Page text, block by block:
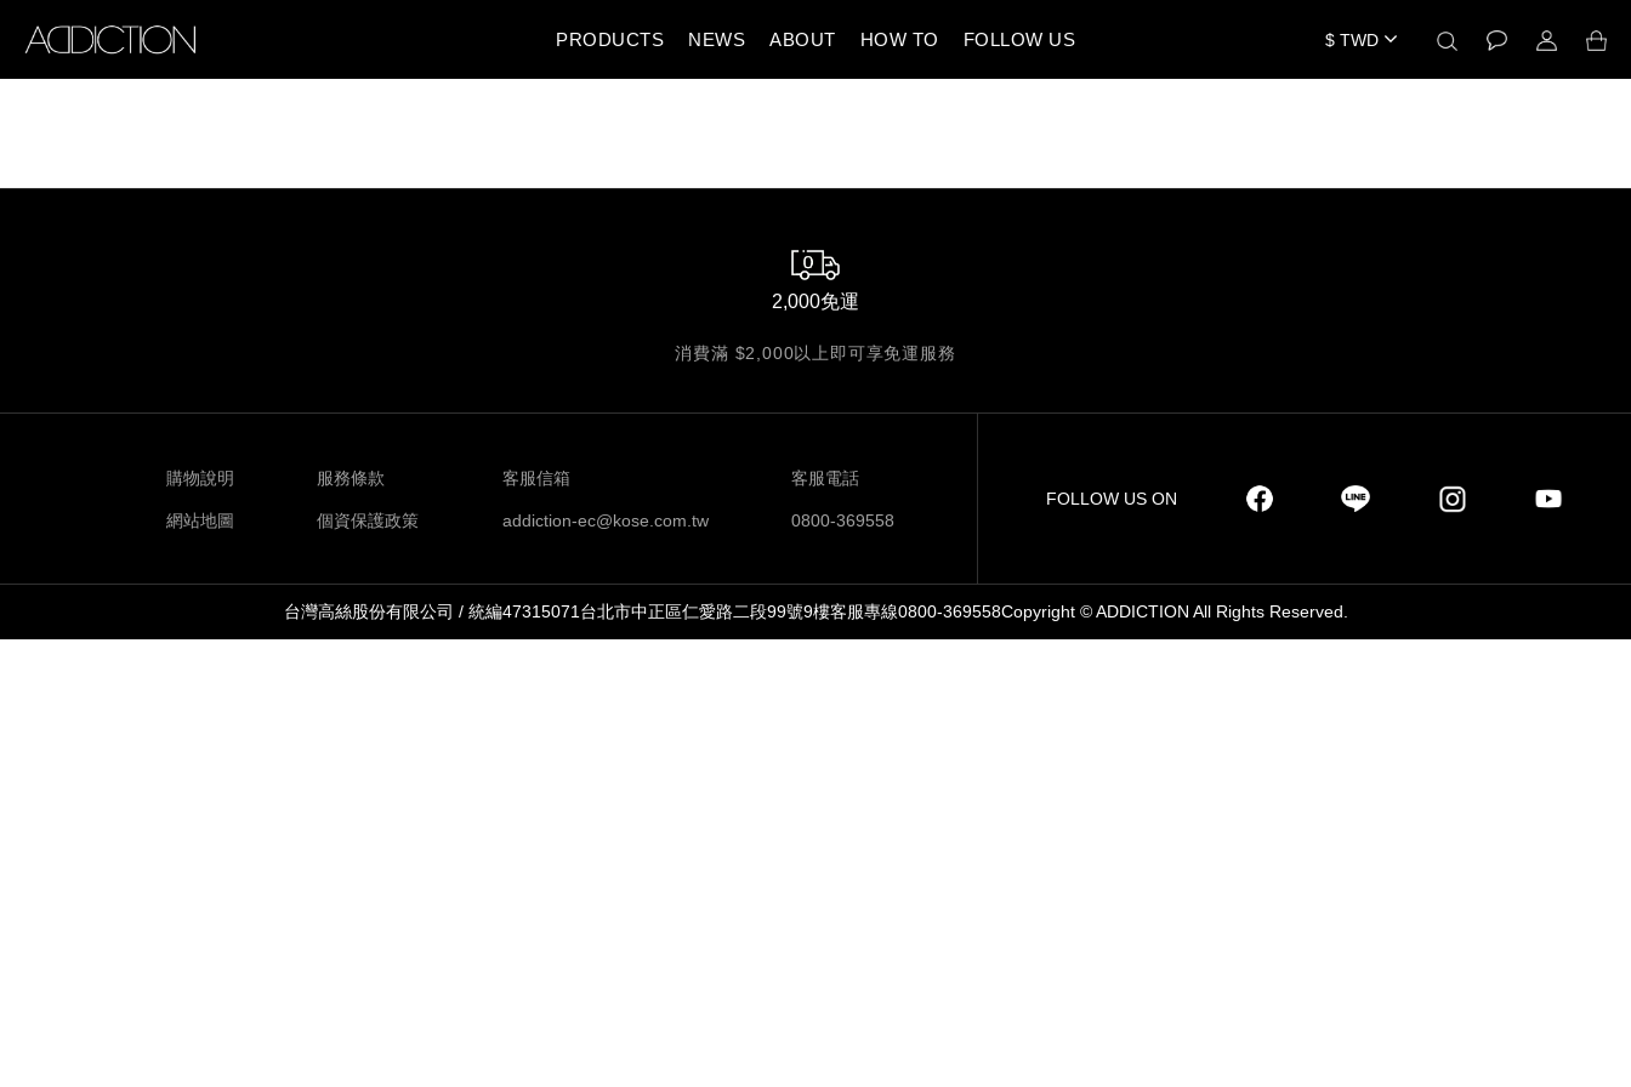
PRODUCTS NEWS ABOUT HOW TO FOLLOW US $ TWD
2,000免運
消費滿 $2,000以上即可享免運服務
購物說明
網站地圖
服務條款
個資保護政策
客服信箱
addiction-ec@kose.com.tw
客服電話
0800-369558
FOLLOW US ON
台灣高絲股份有限公司 / 統編47315071 台北市中正區仁愛路二段99號9樓客服專線0800-369558Copyright © ADDICTION All Rights Reserved.